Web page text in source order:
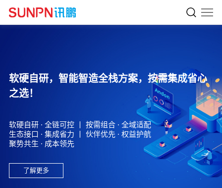
成为广受客户认可的数智化解决方案提供商
助力系统集成商、软件开发商项目成功!
每年5000家集成商的选择，一站式更省心。
了解更多
软硬自研，智能智造全栈方案，按需集成省心
之选！
软硬自研 · 全链可控 丨 按需组合 · 全域适配
生态接口 · 集成省力 丨 伙伴优先 · 权益护航
聚势共生 · 成本领先
了解更多
讯鹏用智慧促进生产力。
助力生产企业数智化转型!
数字化不是简单的形象工程，而是要实实在在提升品质、缩短
交期、优化服务、降低成本,让客户更满意,让企业更高效;
数字化升级不是一笔花费，而是一笔投资，能为企业带来实实
在在的收益，而且能不断强化企业在行业内的竞争优势。
了解更多